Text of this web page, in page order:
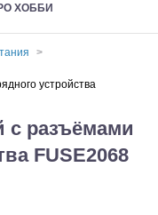
ХОББИ
устройства
с разъёмами
FUSE2068